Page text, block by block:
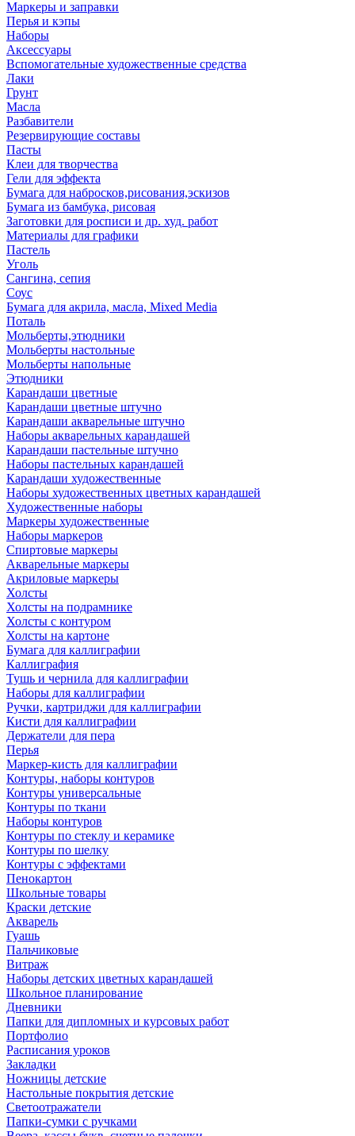
Маркеры и заправки
Перья и кэпы
Наборы
Аксессуары
Вспомогательные художественные средства
Лаки
Грунт
Масла
Разбавители
Резервирующие составы
Пасты
Клеи для творчества
Гели для эффекта
Бумага для набросков,рисования,эскизов
Бумага из бамбука, рисовая
Заготовки для росписи и др. худ. работ
Материалы для графики
Пастель
Уголь
Сангина, сепия
Соус
Бумага для акрила, масла, Mixed Media
Поталь
Мольберты,этюдники
Мольберты настольные
Мольберты напольные
Этюдники
Карандаши цветные
Карандаши цветные штучно
Карандаши акварельные штучно
Наборы акварельных карандашей
Карандаши пастельные штучно
Наборы пастельных карандашей
Карандаши художественные
Наборы художественных цветных карандашей
Художественные наборы
Маркеры художественные
Наборы маркеров
Спиртовые маркеры
Акварельные маркеры
Акриловые маркеры
Холсты
Холсты на подрамнике
Холсты с контуром
Холсты на картоне
Бумага для каллиграфии
Каллиграфия
Тушь и чернила для каллиграфии
Наборы для каллиграфии
Ручки, картриджи для каллиграфии
Кисти для каллиграфии
Держатели для пера
Перья
Маркер-кисть для каллиграфии
Контуры, наборы контуров
Контуры универсальные
Контуры по ткани
Наборы контуров
Контуры по стеклу и керамике
Контуры по шелку
Контуры с эффектами
Пенокартон
Школьные товары
Краски детские
Акварель
Гуашь
Пальчиковые
Витраж
Наборы детских цветных карандашей
Школьное планирование
Дневники
Папки для дипломных и курсовых работ
Портфолио
Расписания уроков
Закладки
Ножницы детские
Настольные покрытия детские
Светоотражатели
Папки-сумки с ручками